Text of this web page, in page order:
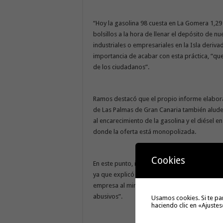
“Hoy la gasolina 98 cuesta en La Gomera
bolsillos a la hora de llenar el depósito de
industriales o empresariales en la Isla
importancia de acabar con esta práctica,
de los ciudadanos”.
Ramos destacó que el propio informe
de Las Palmas de Gran Canaria también
al encarecimiento de la gasolina y el diésel
donde la oferta está monopolizada.
En este punto, incidió en que subvencionar
ya que explicó que “tal y como corrobora el
empresa al minimizar los costes de
abusivos”.
Cookies
Usamos cookies. Si te
haciendo clic en